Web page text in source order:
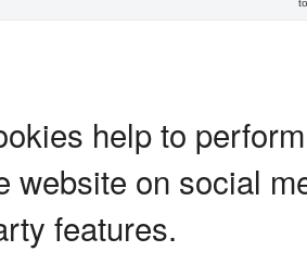
help to
website on social
features.